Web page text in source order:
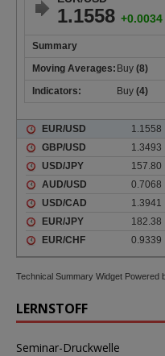
Technical Summary Widget Powered
LERNSTOFF
Seminar-Druckwelle